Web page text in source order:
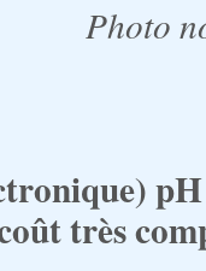
Photo
très